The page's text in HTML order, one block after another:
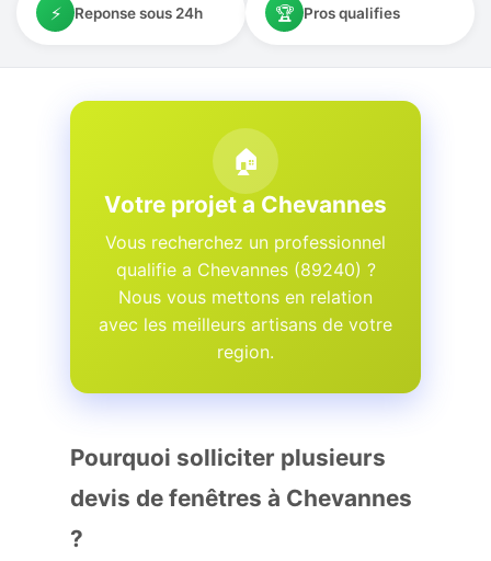
⚡ Reponse sous 24h 🏆 Pros qualifies
🏠
Votre projet a Chevannes
Vous recherchez un professionnel
qualifie a Chevannes (89240) ?
Nous vous mettons en relation
avec les meilleurs artisans de votre
region.
Pourquoi solliciter plusieurs
devis de fenêtres à Chevannes
?